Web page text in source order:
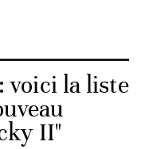
voici la liste
II"